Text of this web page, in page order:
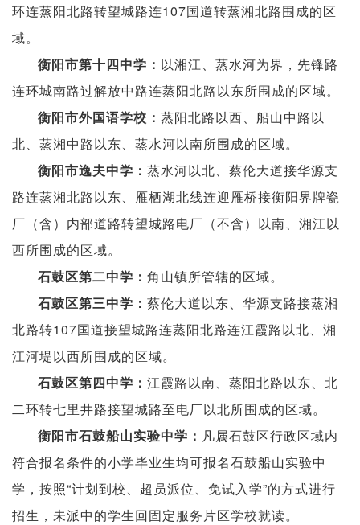
环连蒸阳北路转望城路连107国道转蒸湘北路围成的区
域。
衡阳市第十四中学： 以湘江、蒸水河为界，先锋路
连环城南路过解放中路连蒸阳北路以东所围成的区域。
衡阳市外国语学校： 蒸阳北路以西、船山中路以
北、蒸湘中路以东、蒸水河以南所围成的区域。
衡阳市逸夫中学： 蒸水河以北、蔡伦大道接华源支
路连蒸湘北路以东、雁栖湖北线连迎雁桥接衡阳界牌瓷
厂（含）内部道路转望城路电厂（不含）以南、湘江以
西所围成的区域。
石鼓区第二中学： 角山镇所管辖的区域。
石鼓区第三中学： 蔡伦大道以东、华源支路接蒸湘
北路转107国道接望城路连蒸阳北路连江霞路以北、湘
江河堤以西所围成的区域。
石鼓区第四中学： 江霞路以南、蒸阳北路以东、北
二环转七里井路接望城路至电厂以北所围成的区域。
衡阳市石鼓船山实验中学： 凡属石鼓区行政区域内
符合报名条件的小学毕业生均可报名石鼓船山实验中
学，按照“计划到校、超员派位、免试入学”的方式进行
招生，未派中的学生回固定服务片区学校就读。